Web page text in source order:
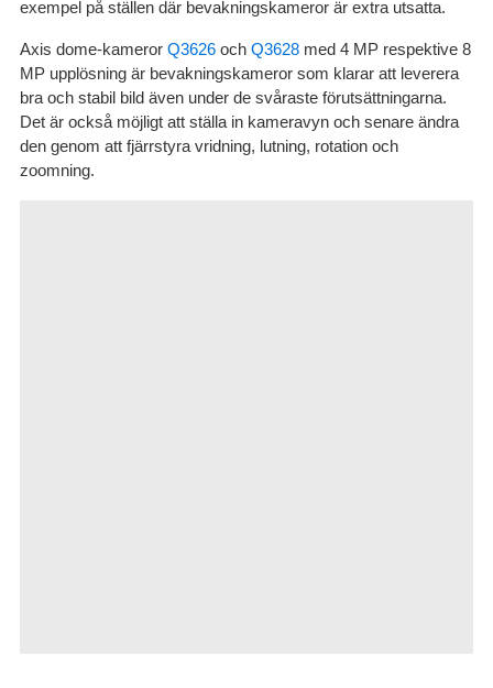
exempel på ställen där bevakningskameror är extra utsatta.
Axis dome-kameror Q3626och Q3628med 4 MP respektive 8
MP upplösning är bevakningskameror som klarar att leverera
bra och stabil bild även under de svåraste förutsättningarna.
Det är också möjligt att ställa in kameravyn och senare ändra
den genom att fjärrstyra vridning, lutning, rotation och
zoomning.